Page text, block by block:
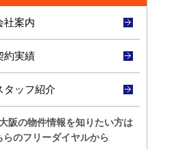
ントランド
[賃料] 相談
[募集階]
[坪数] 10.5坪
[賃料] @15,001 円/坪～
円/坪
[募集階] 5階
社案内
約実績
タッフ紹介
阪の物件情報を知りたい方は
らのフリーダイヤルから